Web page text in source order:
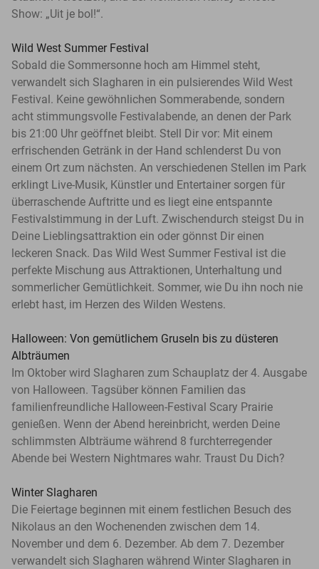
Show: „Uit je bol!“.
Wild West Summer Festival
Sobald die Sommersonne hoch am Himmel steht,
verwandelt sich Slagharen in ein pulsierendes Wild West
Festival. Keine gewöhnlichen Sommerabende, sondern
acht stimmungsvolle Festivalabende, an denen der Park
bis 21:00 Uhr geöffnet bleibt. Stell Dir vor: Mit einem
erfrischenden Getränk in der Hand schlenderst Du von
einem Ort zum nächsten. An verschiedenen Stellen im Park
erklingt Live-Musik, Künstler und Entertainer sorgen für
überraschende Auftritte und es liegt eine entspannte
Festivalstimmung in der Luft. Zwischendurch steigst Du in
Deine Lieblingsattraktion ein oder gönnst Dir einen
leckeren Snack. Das Wild West Summer Festival ist die
perfekte Mischung aus Attraktionen, Unterhaltung und
sommerlicher Gemütlichkeit. Sommer, wie Du ihn noch nie
erlebt hast, im Herzen des Wilden Westens.
Halloween: Von gemütlichem Gruseln bis zu düsteren
Albträumen
Im Oktober wird Slagharen zum Schauplatz der 4. Ausgabe
von Halloween. Tagsüber können Familien das
familienfreundliche Halloween-Festival Scary Prairie
genießen. Wenn der Abend hereinbricht, werden Deine
schlimmsten Albträume während 8 furchterregender
Abende bei Western Nightmares wahr. Traust Du Dich?
Winter Slagharen
Die Feiertage beginnen mit einem festlichen Besuch des
Nikolaus an den Wochenenden zwischen dem 14.
November und dem 6. Dezember. Ab dem 7. Dezember
verwandelt sich Slagharen während Winter Slagharen in